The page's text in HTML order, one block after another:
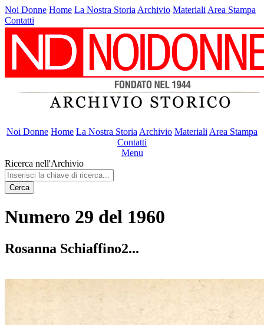
Noi Donne Home La Nostra Storia Archivio Materiali Area Stampa
Contatti
Noi Donne Home La Nostra Storia Archivio Materiali Area Stampa
Contatti
Menu
Ricerca nell'Archivio
Cerca
Numero 29 del 1960
Rosanna Schiaffino2...